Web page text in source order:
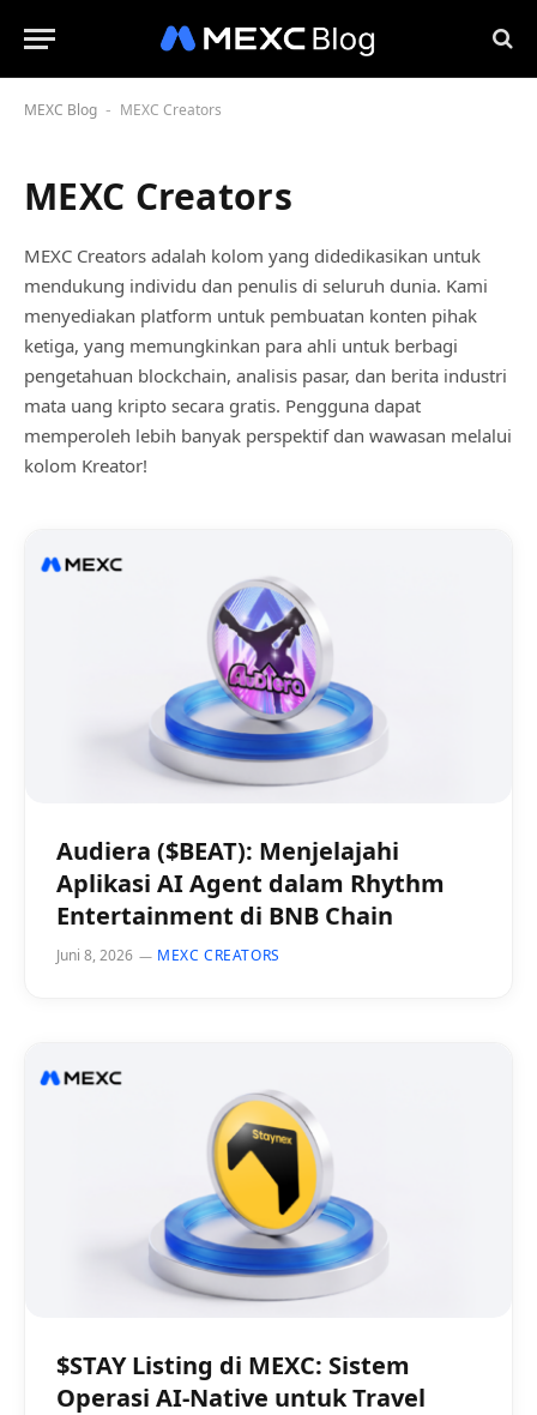
MEXC Blog - MEXC Creators
MEXC Creators
MEXC Creators adalah kolom yang didedikasikan untuk
mendukung individu dan penulis di seluruh dunia. Kami
menyediakan platform untuk pembuatan konten pihak
ketiga, yang memungkinkan para ahli untuk berbagi
pengetahuan blockchain, analisis pasar, dan berita industri
mata uang kripto secara gratis. Pengguna dapat
memperoleh lebih banyak perspektif dan wawasan melalui
kolom Kreator!
Audiera ($BEAT): Menjelajahi
Aplikasi AI Agent dalam Rhythm
Entertainment di BNB Chain
Juni 8, 2026 MEXC CREATORS
$STAY Listing di MEXC: Sistem
Operasi AI-Native untuk Travel